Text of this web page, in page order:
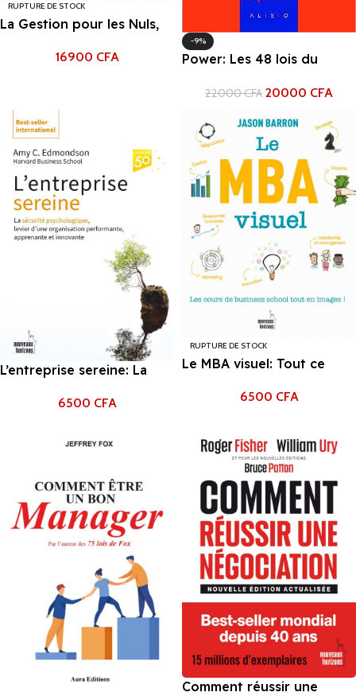
RUPTURE DE STOCK
La Gestion pour les Nuls,
16900 CFA
-9%
Power: Les 48 lois du
22000CFA 20000 CFA
L’entreprise sereine: La
Amy Edmonson
6500 CFA
RUPTURE DE STOCK
Le MBA visuel: Tout ce
vous enseigne en images
6500 CFA
Comment réussir une